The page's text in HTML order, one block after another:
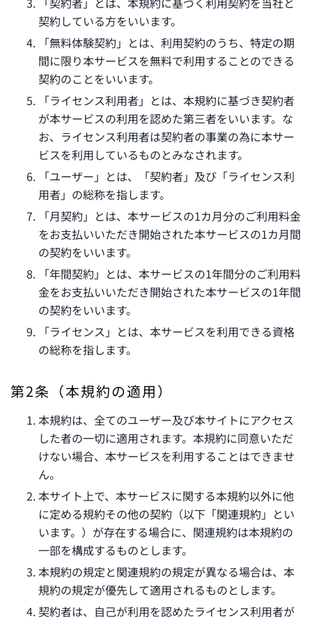
契約している方をいいます。
「無料体験契約」とは、利用契約のうち、特定の期
間に限り本サービスを無料で利用することのできる
契約のことをいいます。
「ライセンス利用者」とは、本規約に基づき契約者
が本サービスの利用を認めた第三者をいいます。な
お、ライセンス利用者は契約者の事業の為に本サー
ビスを利用しているものとみなされます。
「ユーザー」とは、「契約者」及び「ライセンス利
用者」の総称を指します。
「月契約」とは、本サービスの1カ月分のご利用料金
をお支払いいただき開始された本サービスの1カ月間
の契約をいいます。
「年間契約」とは、本サービスの1年間分のご利用料
金をお支払いいただき開始された本サービスの1年間
の契約をいいます。
「ライセンス」とは、本サービスを利用できる資格
の総称を指します。
第2条（本規約の適用）
本規約は、全てのユーザー及び本サイトにアクセス
した者の一切に適用されます。本規約に同意いただ
けない場合、本サービスを利用することはできませ
ん。
本サイト上で、本サービスに関する本規約以外に他
に定める規約その他の契約（以下「関連規約」とい
います。）が存在する場合に、関連規約は本規約の
一部を構成するものとします。
本規約の規定と関連規約の規定が異なる場合は、本
規約の規定が優先して適用されるものとします。
契約者は、自己が利用を認めたライセンス利用者が